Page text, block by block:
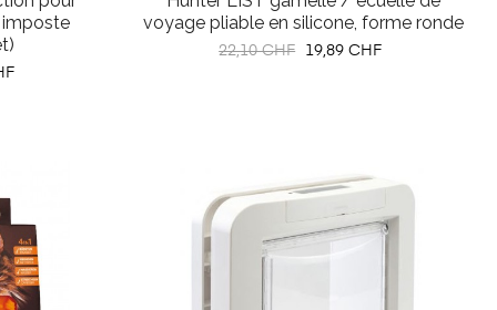
voyage pliable en silicone, forme ronde
Prix
22,10 CHF Prix
19,89 CHF